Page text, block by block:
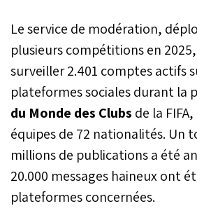
Le service de modération,
plusieurs compétitions en
surveiller 2.401 comptes actifs
plateformes sociales durant la
du Monde des Clubs de la
équipes de 72 nationalités. Un
millions de publications a été
20.000 messages haineux ont
plateformes concernées.